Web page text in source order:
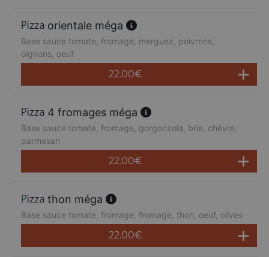
orientale méga
Base sauce tomate, fromage, merguez, poivrons,
oignons, oeuf
22.00€
4 fromages méga
Base sauce tomate, fromage, gorgonzola, brie, chèvre,
parmesan
22.00€
thon méga
Base sauce tomate, fromage, fromage, thon, oeuf, olives
22.00€